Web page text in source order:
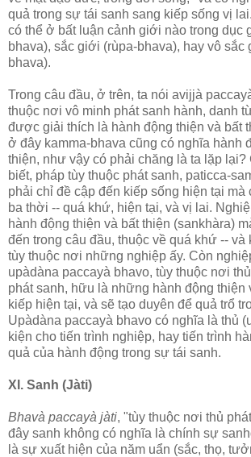
quả trong sự tái sanh sang kiếp sống vị
có thể ở bất luận cảnh giới nào trong dục
bhava), sắc giới (rùpa-bhava), hay vô sắc
bhava).
Trong câu đầu, ở trên, ta nói avijjà
thuộc nơi vô minh phát sanh hành, danh
được giải thích là hành động thiện và bất
ở đây kamma-bhava cũng có nghĩa hành
thiện, như vậy có phải chăng là ta lặp lại?
biết, pháp tùy thuộc phát sanh, paticca-
phải chỉ đề cập đến kiếp sống hiện tại
ba thời -- quá khứ, hiện tại, và vị lai.
hành động thiện và bất thiện (sankhàra)
đến trong câu đầu, thuộc về quá khứ -- và
tùy thuộc nơi những nghiệp ấy. Còn
upàdàna paccayà bhavo, tùy thuộc nơi
phát sanh, hữu là những hành động thiện
kiếp hiện tại, và sẽ tạo duyên để quả trổ
Upàdàna paccayà bhavo có nghĩa là thủ
kiện cho tiến trình nghiệp, hay tiến trình
quả của hành động trong sự tái sanh.
XI. Sanh (Jàti)
Bhavà paccayà jàti, "tùy thuộc nơi thủ
đây sanh không có nghĩa là chính sự
là sự xuất hiện của năm uẩn (sắc, thọ,